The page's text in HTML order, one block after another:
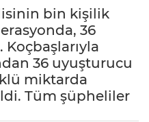
bin kişilik
36
Koçbaşlarıyla
36 uyuşturucu
miktarda
Tüm şüpheliler